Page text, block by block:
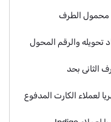
محمول الطرف
تحويله والرقم المحول
الثانى بحد
500 جنيه شهريا لعملاء الكارت المدفوع